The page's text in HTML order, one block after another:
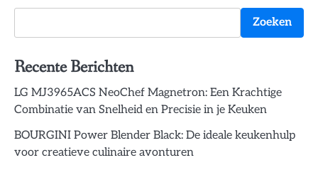
Zoeken
Recente Berichten
LG MJ3965ACS NeoChef Magnetron: Een Krachtige
Combinatie van Snelheid en Precisie in je Keuken
BOURGINI Power Blender Black: De ideale keukenhulp
voor creatieve culinaire avonturen